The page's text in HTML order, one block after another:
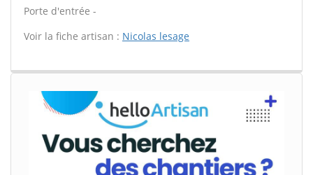
Porte d'entrée -
Voir la fiche artisan : Nicolas lesage